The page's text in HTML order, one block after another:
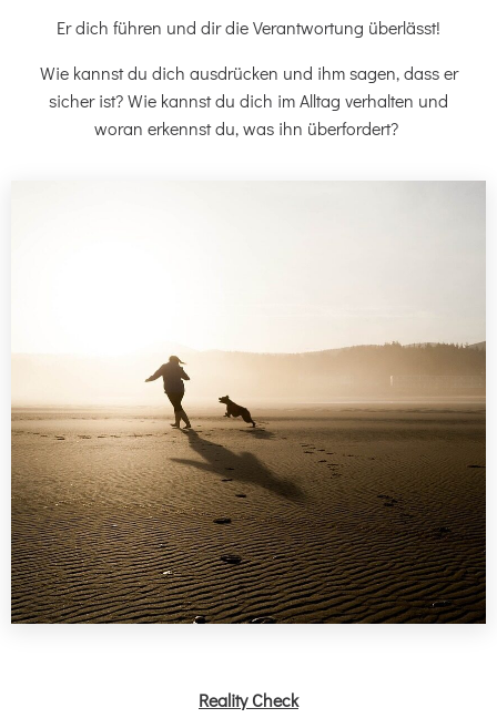
Er dich führen und dir die Verantwortung überlässt!
Wie kannst du dich ausdrücken und ihm sagen, dass er
sicher ist? Wie kannst du dich im Alltag verhalten und
woran erkennst du, was ihn überfordert?
Reality Check